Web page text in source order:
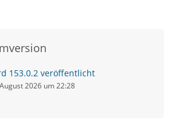
153.0.2 veröffentlicht
2026 um 22:28